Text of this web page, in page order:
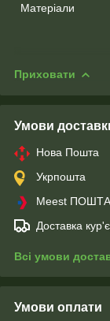
Матеріали
Приховати
Умови
Нова Пошта
Укрпошта
Meest ПОШТА
Доставка
Всі умови
Умови оплати